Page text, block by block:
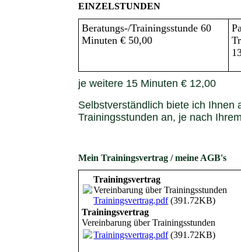
EINZELSTUNDEN
Beratungs-/Trainingsstunde 60
Minuten € 50,00
je weitere 15 Minuten € 12,00
Selbstverständlich biete ich Ihnen
Trainingsstunden an, je nach
Mein Trainingsvertrag / meine AGB's
Trainingsvertrag
Vereinbarung über Trainingsstunden
Trainingsvertrag.pdf(391.72KB)
Trainingsvertrag
Vereinbarung über Trainingsstunden
Trainingsvertrag.pdf(391.72KB)